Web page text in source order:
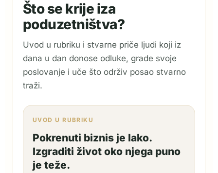
Što se krije iza
poduzetništva?
Uvod u rubriku i stvarne priče ljudi koji iz
dana u dan donose odluke, grade svoje
poslovanje i uče što održiv posao stvarno
traži.
UVOD U RUBRIKU
Pokrenuti biznis je lako.
Izgraditi život oko njega puno
je teže.